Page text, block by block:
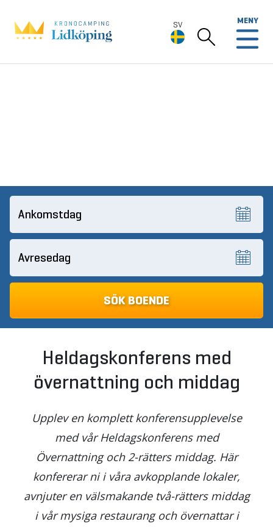
SV MENY
Heldagskonferens med
övernattning och middag
Upplev en komplett konferensupplevelse
med vår Heldagskonferens med
Övernattning och 2-rätters middag. Här
konfererar ni i våra avkopplande lokaler,
avnjuter en välsmakande två-rätters middag
i vår mysiga restaurang och övernattar i